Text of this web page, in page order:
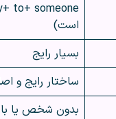
است)
بسیار رایج
ساختار رایج و
بدون شخص یا با to+ شخص